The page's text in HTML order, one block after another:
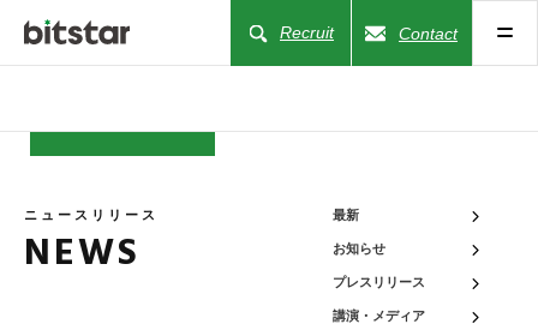
Recruit Contact
NEWS
COMPANY
ニュースリリース
NEWS
最新
お知らせ
プレスリリース
講演・メディア